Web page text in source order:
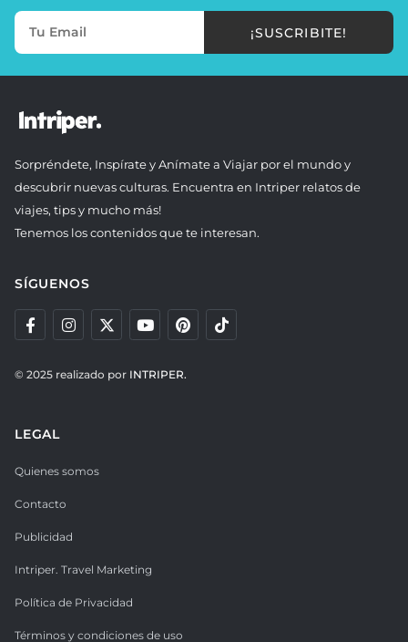
¡SUSCRIBITE!
Sorpréndete, Inspírate y Anímate a Viajar por el mundo y
descubrir nuevas culturas. Encuentra en Intriper relatos de
viajes, tips y mucho más!
Tenemos los contenidos que te interesan.
SÍGUENOS
© 2025 realizado por INTRIPER.
LEGAL
Quienes somos
Contacto
Publicidad
Intriper. Travel Marketing
Política de Privacidad
Términos y condiciones de uso